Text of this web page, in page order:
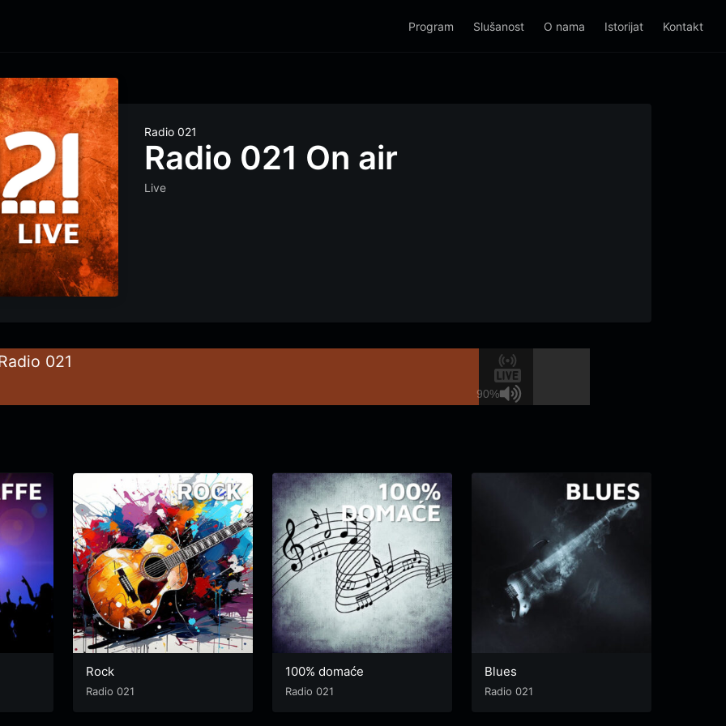
Program Slušanost O nama Istorijat Kontakt
Radio 021
Radio 021 On air
Live
90%
021
Rock
Radio 021
100% domaće
Radio 021
Blues
Radio 021